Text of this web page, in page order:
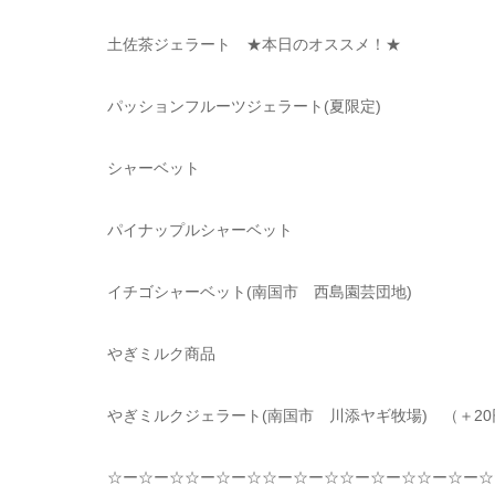
土佐茶ジェラート ★本日のオススメ！ ★
パッションフルーツジェラート (夏限定)
シャーベット
パイナップルシャーベット
イチゴシャーベット (南国市 西島園芸団地)
やぎミルク商品
やぎミルクジェラート (南国市 川添ヤギ牧場) （＋ 20
☆ー☆ー☆☆ー☆ー☆☆ー☆ー☆☆ー☆ー☆☆ー☆ー